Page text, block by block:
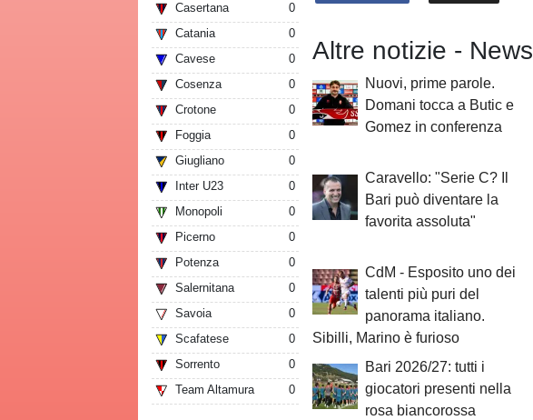
Casertana
0
Catania
0
Cavese
0
Cosenza
0
Crotone
0
Foggia
0
Giugliano
0
Inter U23
0
Monopoli
0
Picerno
0
Potenza
0
Salernitana
0
Savoia
0
Scafatese
0
Sorrento
0
Team Altamura
0
Altre notizie - News
Nuovi, prime parole.
Domani tocca a Butic e
Gomez in conferenza
Caravello: "Serie C? Il
Bari può diventare la
favorita assoluta"
CdM - Esposito uno dei
talenti più puri del
panorama italiano.
Sibilli, Marino è furioso
Bari 2026/27: tutti i
giocatori presenti nella
rosa biancorossa